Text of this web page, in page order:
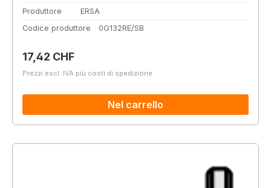
Produttore
ERSA
Codice produttore
0G132RE/SB
Prezzo normale:
17,42 CHF
Prezzi escl. IVA più costi di spedizione
Nel carrello